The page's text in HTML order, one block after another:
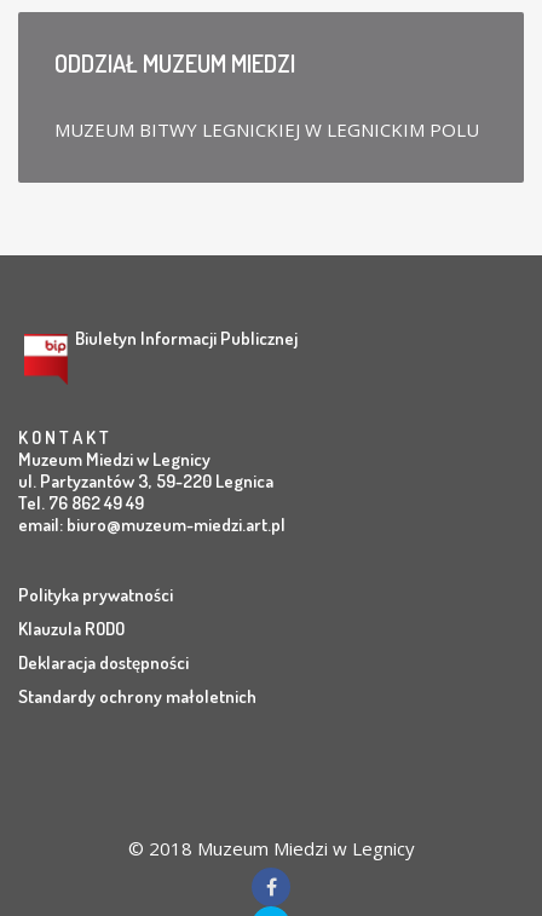
ODDZIAŁMUZEUM MIEDZI
MUZEUM BITWY LEGNICKIEJ W LEGNICKIM POLU
Biuletyn Informacji Publicznej
K O N T A K T
Muzeum Miedzi w Legnicy
ul. Partyzantów 3, 59-220 Legnica
Tel. 76 862 49 49
email: biuro@muzeum-miedzi.art.pl
Polityka prywatności
Klauzula RODO
Deklaracja dostępności
Standardy ochrony małoletnich
© 2018 Muzeum Miedzi w Legnicy